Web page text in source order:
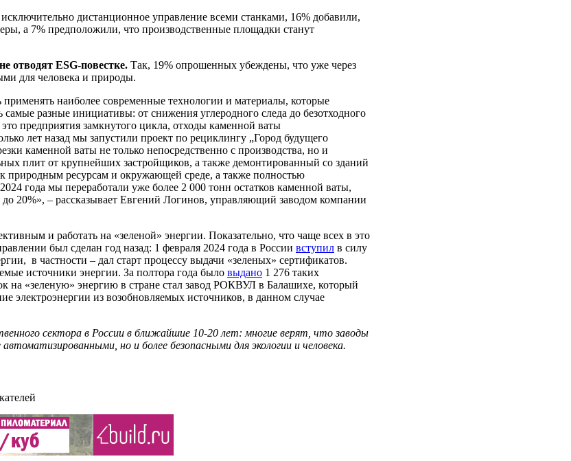
дистанционное управление всеми станками, 16% добавили,
а 7% предположили, что производственные площадки станут
отводят ESG-повестке. Так, 19% опрошенных убеждены, что уже через
для человека и природы.
наиболее современные технологии и материалы, которые
разные инициативы: от снижения углеродного следа до безотходного
предприятия замкнутого цикла, отходы каменной ваты
лет назад мы запустили проект по рециклингу „Город будущего
каменной ваты не только непосредственно с производства, но и
плит от крупнейших застройщиков, а также демонтированный со зданий
к природным ресурсам и окружающей среде, а также полностью
года мы переработали уже более 2 000 тонн остатков каменной ваты,
20%», – рассказывает Евгений Логинов, управляющий заводом компании
и работать на «зеленой» энергии. Показательно, что чаще всех в это
был сделан год назад: 1 февраля 2024 года в России вступил в силу
в частности – дал старт процессу выдачи «зеленых» сертификатов.
источники энергии. За полтора года было выдано 1 276 таких
на «зеленую» энергию в стране стал завод РОКВУЛ в Балашихе, который
электроэнергии из возобновляемых источников, в данном случае
сектора в России в ближайшие 10-20 лет: многие верят, что заводы
но и более безопасными для экологии и человека.